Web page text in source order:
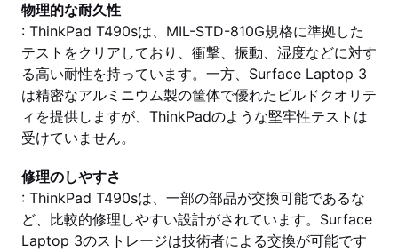
物理的な耐久性
: ThinkPad T490sは、MIL-STD-810G規格に準拠した
テストをクリアしており、衝撃、振動、湿度などに対す
る高い耐性を持っています。一方、Surface Laptop 3
は精密なアルミニウム製の筐体で優れたビルドクオリテ
ィを提供しますが、ThinkPadのような堅牢性テストは
受けていません。
修理のしやすさ
: ThinkPad T490sは、一部の部品が交換可能であるな
ど、比較的修理しやすい設計がされています。Surface
Laptop 3のストレージは技術者による交換が可能です